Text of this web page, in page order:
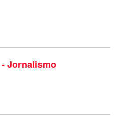
Jornalismo